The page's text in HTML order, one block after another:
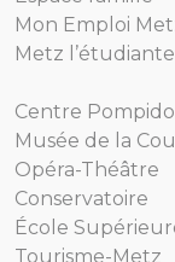
Mon Emploi
Metz l’étudiante
Centre
Musée de la
Opéra-Théâtre
Conservatoire
École
Tourisme-Metz